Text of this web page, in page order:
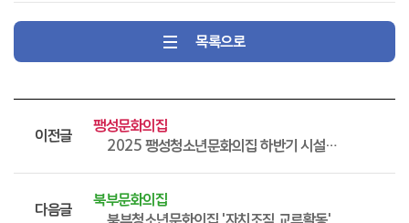
목록으로
이전글
팽성문화의집
2025 팽성청소년문화의집 하반기 시설장 간담회
다음글
북부문화의집